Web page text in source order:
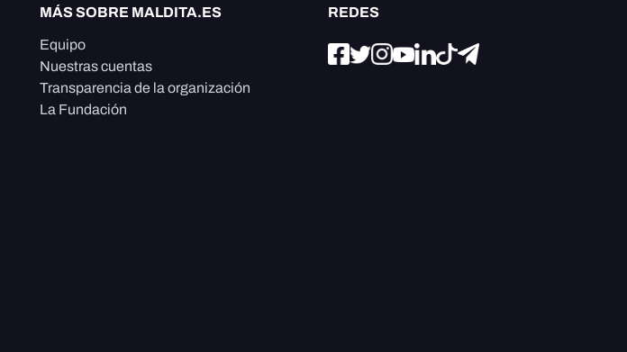
MÁS SOBRE MALDITA.ES
Equipo
Nuestras cuentas
Transparencia de la organización
La Fundación
REDES